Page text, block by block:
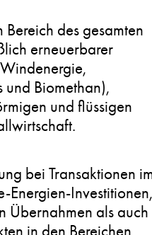
Bereich des gesamten
erneuerbarer
und Biomethan),
und flüssigen
bei Transaktionen
Energien-Investitionen,
Übernahmen als auch
in den Bereichen